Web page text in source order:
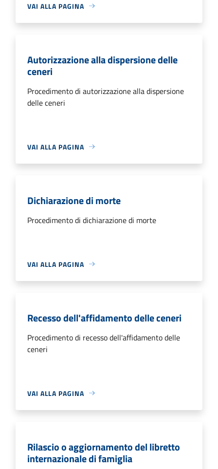
VAI ALLA PAGINA
Autorizzazione alla dispersione delle
ceneri
Procedimento di autorizzazione alla dispersione
delle ceneri
VAI ALLA PAGINA
Dichiarazione di morte
Procedimento di dichiarazione di morte
VAI ALLA PAGINA
Recesso dell'affidamento delle ceneri
Procedimento di recesso dell'affidamento delle
ceneri
VAI ALLA PAGINA
Rilascio o aggiornamento del libretto
internazionale di famiglia